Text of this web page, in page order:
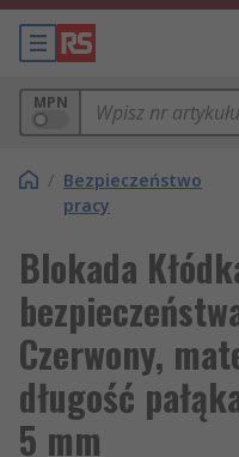
MPN
/ Bezpieczeństwo
pracy
Blokada
Czerwony,
długość
5 mm